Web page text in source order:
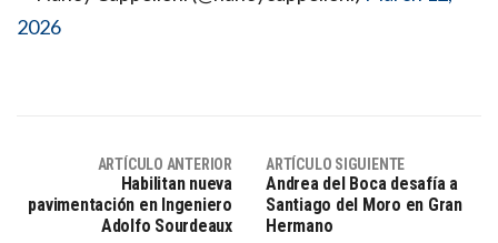
2026
ARTÍCULO ANTERIOR
Habilitan nueva
pavimentación en Ingeniero
Adolfo Sourdeaux
ARTÍCULO SIGUIENTE
Andrea del Boca desafía a
Santiago del Moro en Gran
Hermano